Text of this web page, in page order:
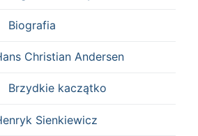
Biografia
Christian Andersen
Brzydkie kaczątko
Sienkiewicz